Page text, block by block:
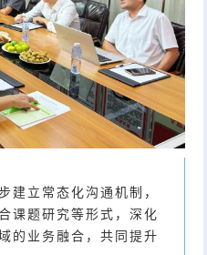
建立常态化沟通机制，
课题研究等形式，深化
的业务融合，共同提升